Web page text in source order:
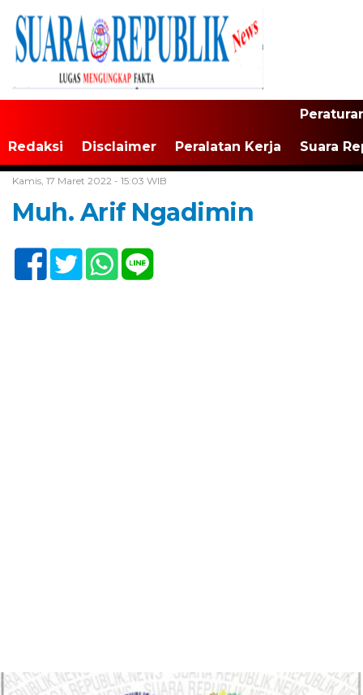
Redaksi Disclaimer Peralatan Kerja Suara
Kamis, 17 Maret 2022 - 15:03 WIB
Muh. Arif Ngadimin